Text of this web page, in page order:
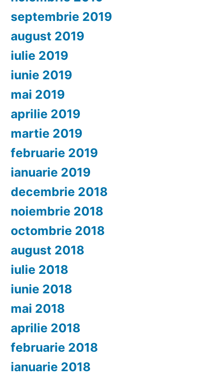
septembrie 2019
august 2019
iulie 2019
iunie 2019
mai 2019
aprilie 2019
martie 2019
februarie 2019
ianuarie 2019
decembrie 2018
noiembrie 2018
octombrie 2018
august 2018
iulie 2018
iunie 2018
mai 2018
aprilie 2018
februarie 2018
ianuarie 2018